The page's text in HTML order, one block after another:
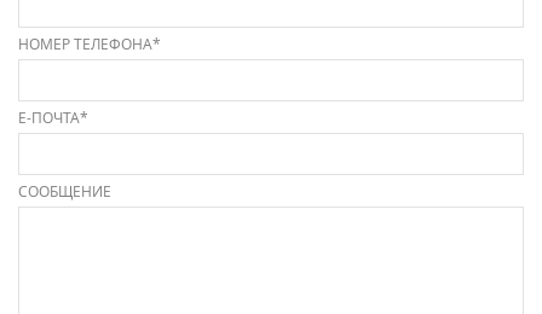
НОМЕР ТЕЛЕФОНА*
Е-ПОЧТА*
СООБЩЕНИЕ